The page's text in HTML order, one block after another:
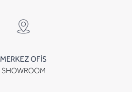
MERKEZ OFİS
SHOWROOM